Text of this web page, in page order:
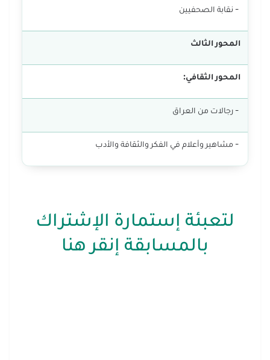
- نقابة الصحفيين
المحور الثالث
المحور الثقافي:
- رجالات من العراق
- مشاهير وأعلام في الفكر والثقافة والأدب
لتعبئة إستمارة الإشتراك
بالمسابقة إنقر هنا